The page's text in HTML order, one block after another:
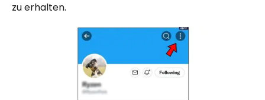
zu erhalten.